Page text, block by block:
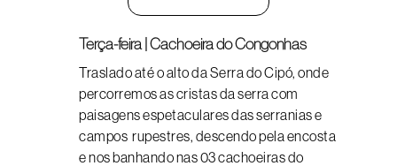
Terça-feira | Cachoeira do Congonhas
Traslado até o alto da Serra do Cipó, onde
percorremos as cristas da serra com
paisagens espetaculares das serranias e
campos rupestres, descendo pela encosta
e nos banhando nas 03 cachoeiras do